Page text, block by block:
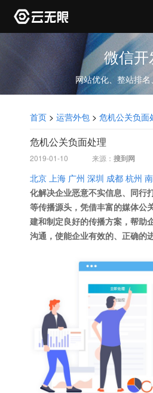
微信开
网站优化、整站排
首页 > 运营外包 > 危机公关负面
危机公关负面处理
2019-01-10 来源： 搜到网
北京 上海 广州 深圳 成都 杭州
化解决企业恶意不实信息、同行
等传播源头，凭借丰富的媒体公
建和制定良好的传播方案，帮助
沟通，使能企业有效的、正确的